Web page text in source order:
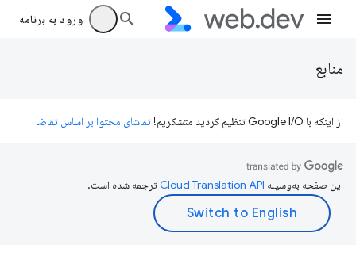
ورود به برنامه
منابع
از اینکه با Google I/O تنظیم کردید متشکریم! تماشای محتوا بر اساس تقاضا
این صفحه به‌وسیله ترجمه شده است.